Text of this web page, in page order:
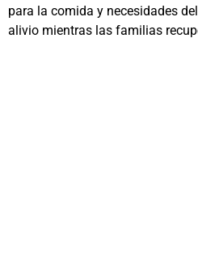
para la comida y necesidades
alivio mientras las familias